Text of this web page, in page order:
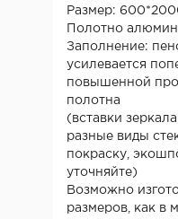
Размер:
Полотно
Заполнение:
усилевается
повышенной
полотна
(вставки
разные виды
покраску,
уточняйте)
Возможно
размеров, как в